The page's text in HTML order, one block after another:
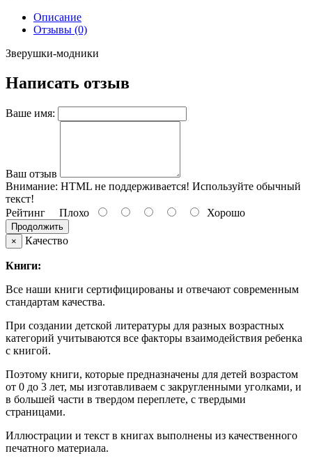
Описание
Отзывы (0)
Зверушки-модники
Написать отзыв
Ваше имя:
Ваш отзыв
Внимание: HTML не поддерживается! Используйте обычный
текст!
Рейтинг Плохо Хорошо
Продолжить
×
Качество
Книги:
Все наши книги сертифицированы и отвечают современным
стандартам качества.
При создании детской литературы для разных возрастных
категорий учитываются все факторы взаимодействия ребенка
с книгой.
Поэтому книги, которые предназначены для детей возрастом
от 0 до 3 лет, мы изготавливаем с закругленными уголками, и
в большей части в твердом переплете, с твердыми
страницами.
Иллюстрации и текст в книгах выполнены из качественного
печатного материала.